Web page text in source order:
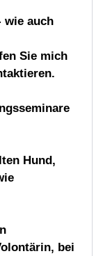
wie auch
Sie mich
Hund,
bei